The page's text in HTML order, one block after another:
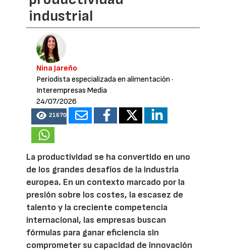
industrial
Nina Jareño
Periodista especializada en alimentación ·
Interempresas Media
24/07/2026
21670
La productividad se ha convertido en uno
de los grandes desafíos de la industria
europea. En un contexto marcado por la
presión sobre los costes, la escasez de
talento y la creciente competencia
internacional, las empresas buscan
fórmulas para ganar eficiencia sin
comprometer su capacidad de innovación